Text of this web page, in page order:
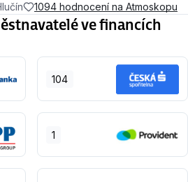
1094 hodnocení na Atmoskopu
ve financích
104
1